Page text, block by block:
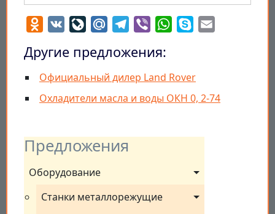
Предложения
Оборудование
Станки металлорежущие
Odnoklassniki
VK LiveJournal
Mail.RuTelegram
Viber WhatsApp
Skype
Другие предложения:
Официальный дилер Land Rover
Охладители масла и воды ОКН 0, 2-74